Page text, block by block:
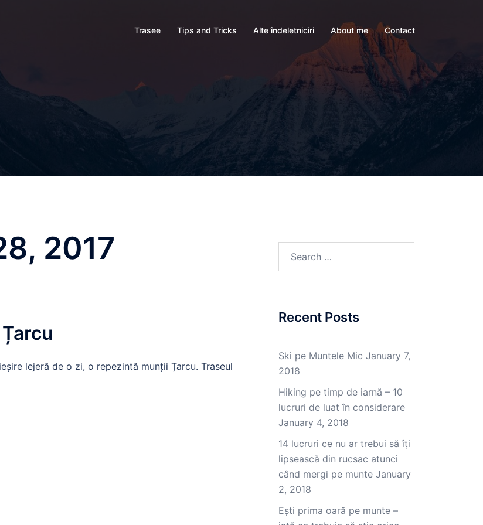
Trasee Tips and Tricks Alte îndeletniciri About me Contact
2017
lejeră de o zi, o repezintă munții Țarcu. Traseul
Recent Posts
Ski pe Muntele Mic January 7,
2018
Hiking pe timp de iarnă – 10
lucruri de luat în considerare
January 4, 2018
14 lucruri ce nu ar trebui să îți
lipsească din rucsac atunci
când mergi pe munte January
2, 2018
Ești prima oară pe munte –